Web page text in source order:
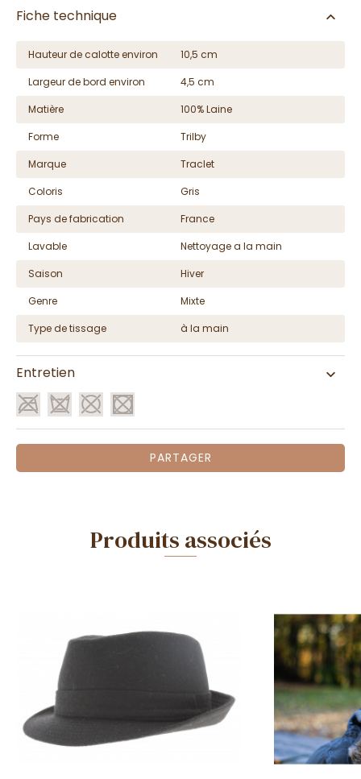
Fiche technique
Hauteur de calotte environ
10,5 cm
Largeur de bord environ
4,5 cm
Matière
100% Laine
Forme
Trilby
Marque
Traclet
Coloris
Gris
Pays de fabrication
France
Lavable
Nettoyage a la main
Saison
Hiver
Genre
Mixte
Type de tissage
à la main
Entretien
PARTAGER
Produits associés